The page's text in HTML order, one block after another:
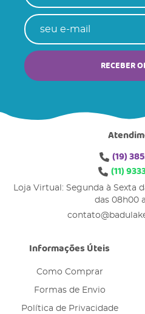
RECEBER
(19)
(11)
Loja Virtual: Segunda à Sexta
das 08h00
Informações Úteis
Como Comprar
Formas de Envio
Política de Privacidade